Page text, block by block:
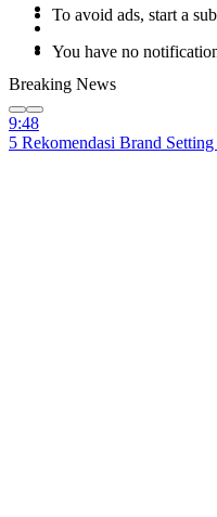
To avoid ads, start a
You have no
Breaking News
9:48
5 Rekomendasi Brand